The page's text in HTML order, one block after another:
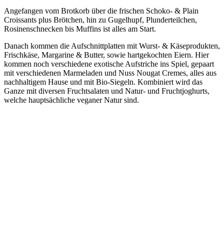
Angefangen vom Brotkorb über die frischen Schoko- & Plain
Croissants plus Brötchen, hin zu Gugelhupf, Plunderteilchen,
Rosinenschnecken bis Muffins ist alles am Start.
Danach kommen die Aufschnittplatten mit Wurst- & Käseprodukten,
Frischkäse, Margarine & Butter, sowie hartgekochten Eiern. Hier
kommen noch verschiedene exotische Aufstriche ins Spiel, gepaart
mit verschiedenen Marmeladen und Nuss Nougat Cremes, alles aus
nachhaltigem Hause und mit Bio-Siegeln. Kombiniert wird das
Ganze mit diversen Fruchtsalaten und Natur- und Fruchtjoghurts,
welche hauptsächliche veganer Natur sind.